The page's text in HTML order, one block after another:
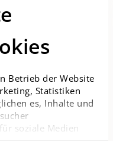
Betrieb der Website
Statistiken
es, Inhalte und
soziale Medien
etc. dürfen nicht
und
bzw.
mit